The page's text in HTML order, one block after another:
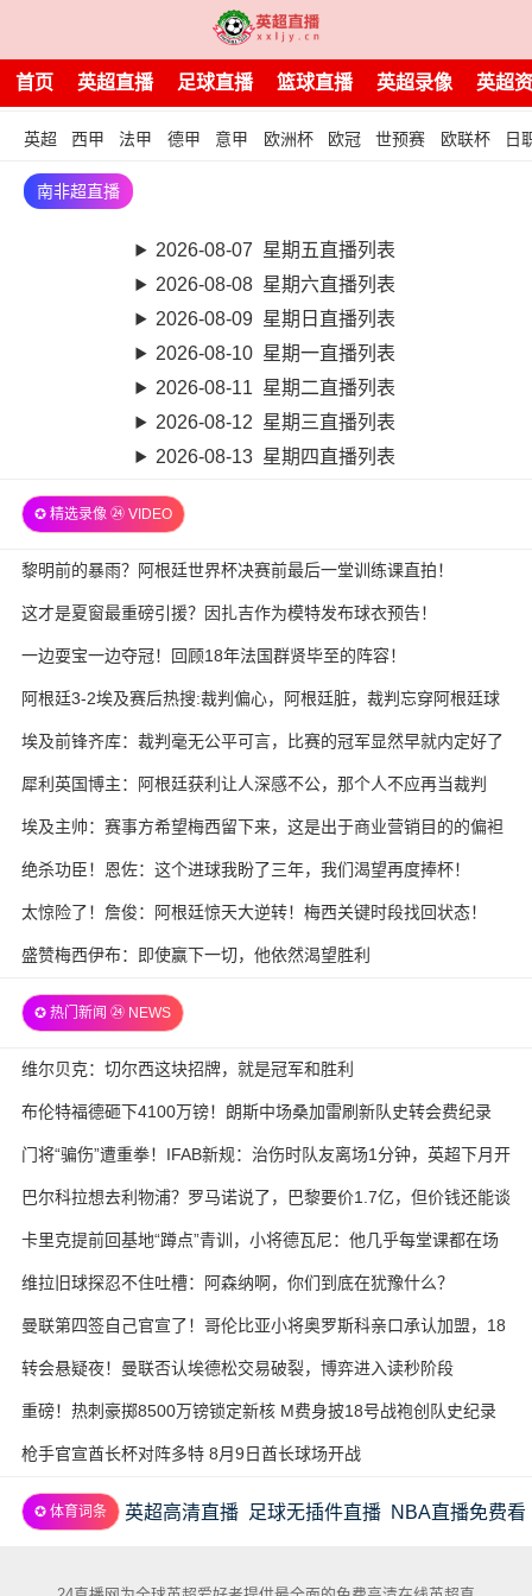
首页 英超直播 足球直播 篮球直播 英超录像 英超
英超 西甲 法甲 德甲 意甲 欧洲杯 欧冠 世预赛 欧联杯 日
南非超直播
2026-08-07 星期五直播列表
2026-08-08 星期六直播列表
2026-08-09 星期日直播列表
2026-08-10 星期一直播列表
2026-08-11 星期二直播列表
2026-08-12 星期三直播列表
2026-08-13 星期四直播列表
✪ 精选录像 ㉔ VIDEO
黎明前的暴雨？阿根廷世界杯决赛前最后一堂训练课直拍！
这才是夏窗最重磅引援？因扎吉作为模特发布球衣预告！
一边耍宝一边夺冠！回顾18年法国群贤毕至的阵容！
阿根廷3-2埃及赛后热搜:裁判偏心，阿根廷脏，裁判忘穿阿根廷球
衣
埃及前锋齐库：裁判毫无公平可言，比赛的冠军显然早就内定好了
犀利英国博主：阿根廷获利让人深感不公，那个人不应再当裁判
埃及主帅：赛事方希望梅西留下来，这是出于商业营销目的的偏袒
绝杀功臣！恩佐：这个进球我盼了三年，我们渴望再度捧杯！
太惊险了！詹俊：阿根廷惊天大逆转！梅西关键时段找回状态！
盛赞梅西伊布：即使赢下一切，他依然渴望胜利
✪ 热门新闻 ㉔ NEWS
维尔贝克：切尔西这块招牌，就是冠军和胜利
布伦特福德砸下4100万镑！朗斯中场桑加雷刷新队史转会费纪录
门将“骗伤”遭重拳！IFAB新规：治伤时队友离场1分钟，英超下月开
试
巴尔科拉想去利物浦？罗马诺说了，巴黎要价1.7亿，但价钱还能谈
卡里克提前回基地“蹲点”青训，小将德瓦尼：他几乎每堂课都在场
边
维拉旧球探忍不住吐槽：阿森纳啊，你们到底在犹豫什么？
曼联第四签自己官宣了！哥伦比亚小将奥罗斯科亲口承认加盟，18
岁生日当天完成转会
转会悬疑夜！曼联否认埃德松交易破裂，博弈进入读秒阶段
重磅！热刺豪掷8500万镑锁定新核 M费身披18号战袍创队史纪录
枪手官宣酋长杯对阵多特 8月9日酋长球场开战
✪ 体育词条 英超高清直播 足球无插件直播 NBA直播免费看